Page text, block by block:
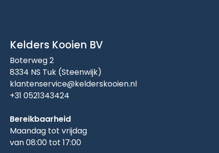
Kelders Kooien BV
Boterweg 2
8334 NS Tuk (Steenwijk)
klantenservice@kelderskooien.nl
+31 0521343424
Bereikbaarheid
Maandag tot vrijdag
van 08:00 tot 17:00